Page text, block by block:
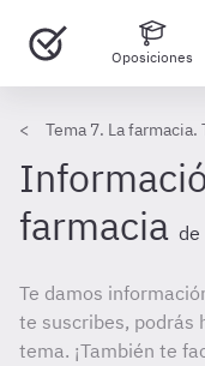
Oposiciones
Tema 7. La
farmacia de
Te damos
te suscribes, podrás
tema. ¡También te